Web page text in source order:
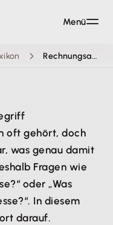
Rechnungsadresse
oft gehört, doch
was genau damit
Fragen wie
oder „Was
In diesem
darauf.
Menü